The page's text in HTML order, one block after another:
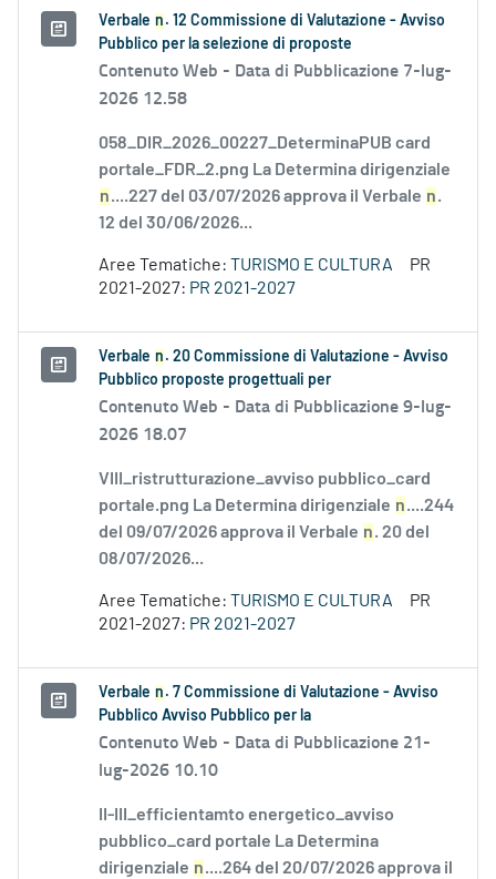
Verbale n . 12 Commissione di Valutazione - Avviso
Pubblico per la selezione di proposte
Contenuto Web - Data di Pubblicazione 7-lug-
2026 12.58
058_DIR_2026_00227_DeterminaPUB card
portale_FDR_2.png La Determina dirigenziale
n....227 del 03/07/2026 approva il Verbale n.
12 del 30/06/2026...
Aree Tematiche: TURISMO E CULTURA
PR
2021-2027: PR 2021-2027
Verbale n . 20 Commissione di Valutazione - Avviso
Pubblico proposte progettuali per
Contenuto Web - Data di Pubblicazione 9-lug-
2026 18.07
VIII_ristrutturazione_avviso pubblico_card
portale.png La Determina dirigenziale n....244
del 09/07/2026 approva il Verbale n. 20 del
08/07/2026...
Aree Tematiche: TURISMO E CULTURA
PR
2021-2027: PR 2021-2027
Verbale n . 7 Commissione di Valutazione - Avviso
Pubblico Avviso Pubblico per la
Contenuto Web - Data di Pubblicazione 21-
lug-2026 10.10
II-III_efficientamto energetico_avviso
pubblico_card portale La Determina
dirigenziale n....264 del 20/07/2026 approva il